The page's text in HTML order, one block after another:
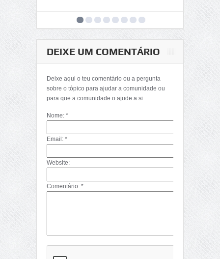
(Décima Primeira
Parte)
DEIXE UM COMENTÁRIO
Deixe aqui o teu comentário ou a pergunta
sobre o tópico para ajudar a comunidade ou
para que a comunidade o ajude a si
Nome: *
Email: *
Website:
Comentário: *